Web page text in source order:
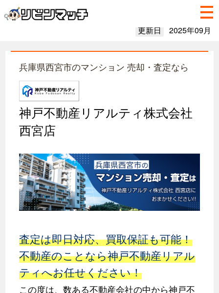
更新日 2025年09月
兵庫県西宮市のマンション 売却・査定なら
神戸不動産リアルティ株式会社
西宮店
査定は即日対応、買取保証も可能！
不動産のことなら神戸不動産リアル
ティへお任せください！
この度は、数ある不動産会社の中から神戸不